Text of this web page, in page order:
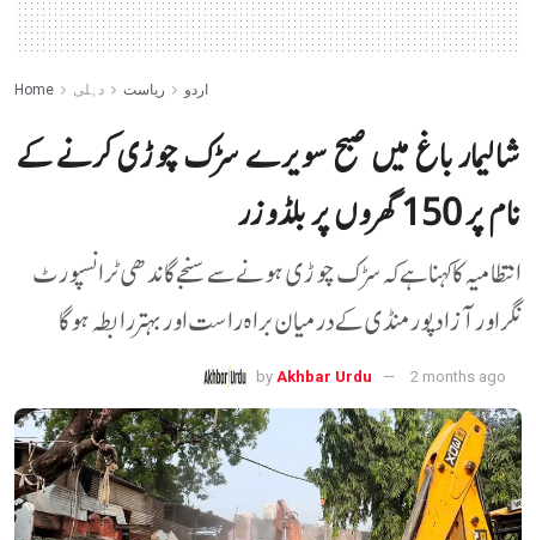
Home اردو ریاست دہلی
شالیمار باغ میں صبح سویرے سڑک چوڑی کرنے کے
نام پر 150 گھروں پر بلڈوزر
انتظامیہ کا کہنا ہے کہ سڑک چوڑی ہونے سے سنجے گاندھی ٹرانسپورٹ
نگر اور آزاد پور منڈی کے درمیان براہ راست اور بہتر رابطہ ہوگا
by Akhbar Urdu 2 months ago